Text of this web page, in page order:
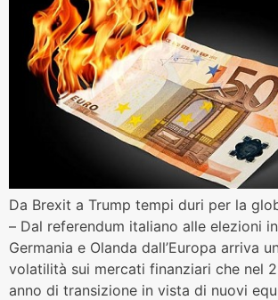
Da Brexit a Trump tempi duri per la
– Dal referendum italiano alle elezioni
Germania e Olanda dall’Europa arriva
volatilità sui mercati finanziari che nel
anno di transizione in vista di nuovi